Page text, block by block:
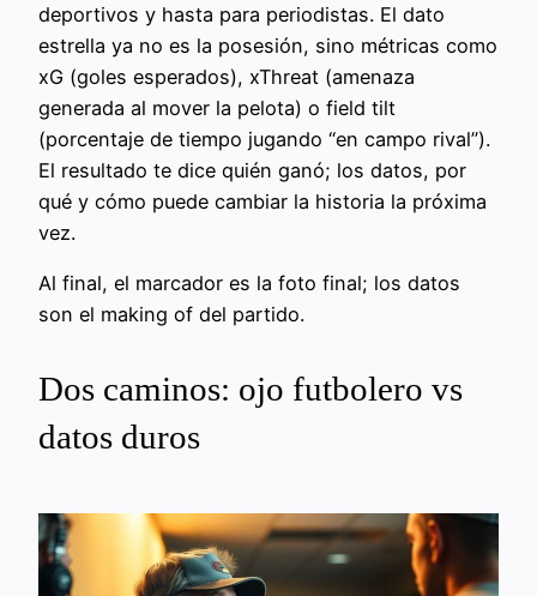
deportivos y hasta para periodistas. El dato
estrella ya no es la posesión, sino métricas como
xG (goles esperados), xThreat (amenaza
generada al mover la pelota) o field tilt
(porcentaje de tiempo jugando “en campo rival”).
El resultado te dice quién ganó; los datos, por
qué y cómo puede cambiar la historia la próxima
vez.
Al final, el marcador es la foto final; los datos
son el making of del partido.
Dos caminos: ojo futbolero vs
datos duros